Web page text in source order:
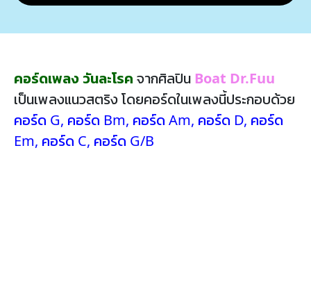
คอร์ดเพลง วันละโรค จากศิลปิน Boat Dr.Fuu
เป็นเพลงแนวสตริง โดยคอร์ดในเพลงนี้ประกอบด้วย
คอร์ด G, คอร์ด Bm, คอร์ด Am, คอร์ด D, คอร์ด
Em, คอร์ด C, คอร์ด G/B